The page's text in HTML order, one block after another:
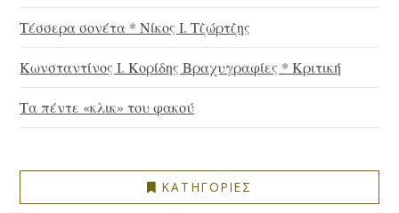
Τέσσερα σονέτα * Νίκος Ι. Τζώρτζης
Κωνσταντίνος Ι. Κορίδης Βραχυγραφίες * Κριτική
Τα πέντε «κλικ» του φακού
ΚΑΤΗΓΟΡΙΕΣ